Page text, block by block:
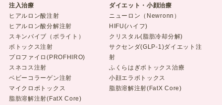
注入治療
ヒアルロン酸注射
ヒアルロン酸分解注射
スキンバイブ（ボライト）
ボトックス注射
プロファイロ(PROFHIRO)
スネコス注射
ベビーコラーゲン注射
マイクロボトックス
脂肪溶解注射(FatX Core)
ダイエット・小顔治療
ニューロン（Newronn）
HIFU(ハイフ)
クリスタル(脂肪冷却分解)
サクセンダ(GLP-1)ダイエット注
射
ふくらはぎボトックス治療
小顔エラボトックス
脂肪溶解注射(FatX Core)